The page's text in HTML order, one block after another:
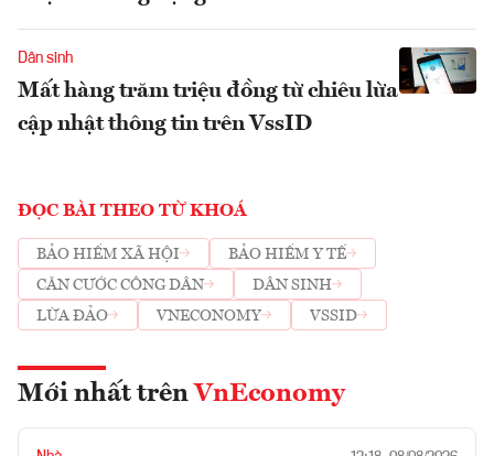
Dân sinh
Mất hàng trăm triệu đồng từ chiêu lừa
cập nhật thông tin trên VssID
ĐỌC BÀI THEO TỪ KHOÁ
BẢO HIỂM XÃ HỘI
BẢO HIỂM Y TẾ
CĂN CƯỚC CÔNG DÂN
DÂN SINH
LỪA ĐẢO
VNECONOMY VSSID
Mới nhất trên VnEconomy